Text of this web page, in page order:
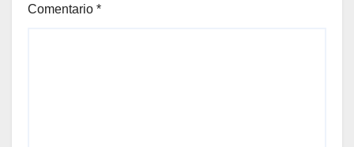
Comentario *